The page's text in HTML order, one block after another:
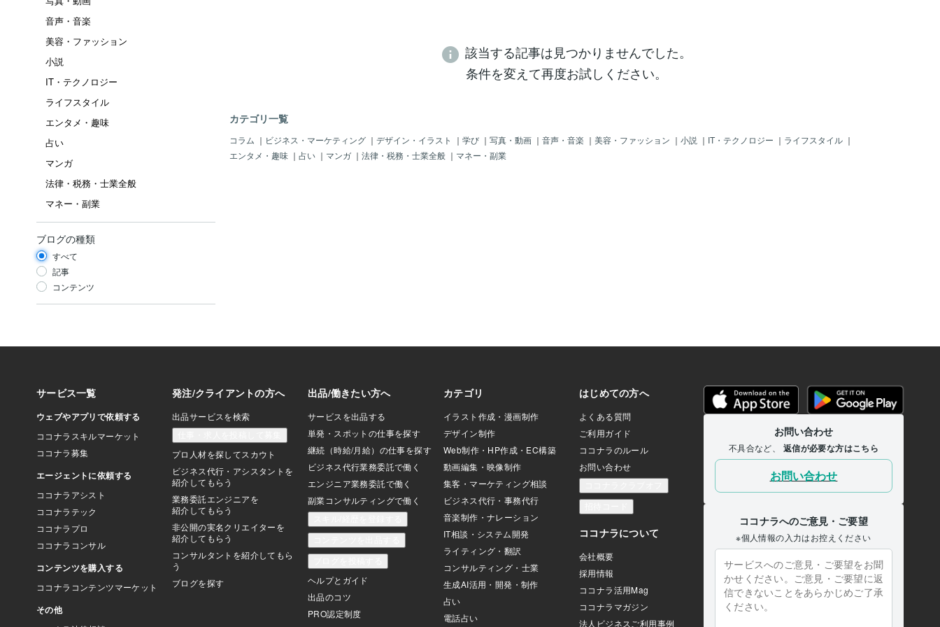
音声・音楽
美容・ファッション
小説
IT・テクノロジー
ライフスタイル
エンタメ・趣味
占い
マンガ
法律・税務・士業全般
マネー・副業
ブログの種類
すべて
記事
コンテンツ
該当する記事は見つかりませんでした。
条件を変えて再度お試しください。
カテゴリ一覧
コラム ｜ ビジネス・マーケティング ｜ デザイン・イラスト ｜ 学び ｜ 写真・動画 ｜ 音声・音楽 ｜ 美容・ファッション ｜ 小説 ｜ IT・テクノロジー ｜ ライフスタイル ｜
エンタメ・趣味 ｜ 占い ｜ マンガ ｜ 法律・税務・士業全般 ｜ マネー・副業